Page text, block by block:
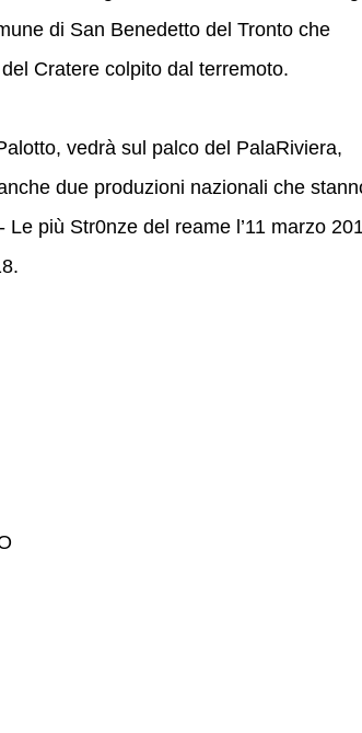
di San Benedetto del Tronto che
Cratere colpito dal terremoto.
vedrà sul palco del PalaRiviera,
due produzioni nazionali che
più Str0nze del reame l’11 marzo